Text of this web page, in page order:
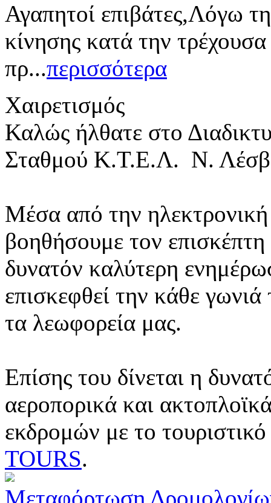
Αγαπητοί επιβάτες,Λόγω
κίνησης κατά την
πρ...περισσότερα
Χαιρετισμός
Καλώς ήλθατε στο
Σταθμού Κ.Τ.Ε.Λ. Ν.
Μέσα από την ηλεκτρονική
βοηθήσουμε τον
δυνατόν καλύτερη
επισκεφθεί την κάθε
τα λεωφορεία μας.
Επίσης του δίνεται η
αεροπορικά και
εκδρομών με το
TOURS.